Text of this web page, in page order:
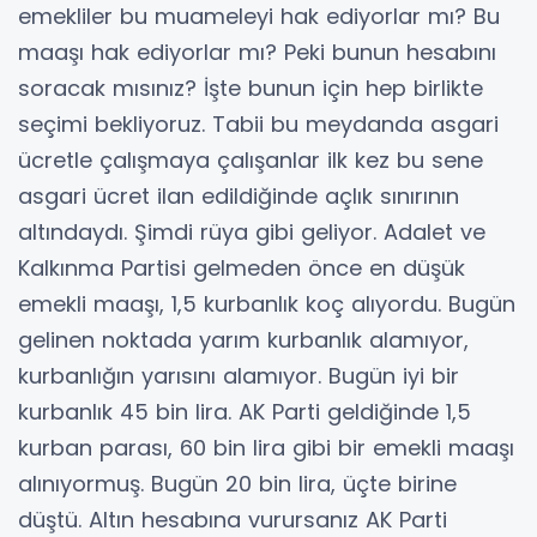
emekliler bu muameleyi hak ediyorlar mı? Bu
maaşı hak ediyorlar mı? Peki bunun hesabını
soracak mısınız? İşte bunun için hep birlikte
seçimi bekliyoruz. Tabii bu meydanda asgari
ücretle çalışmaya çalışanlar ilk kez bu sene
asgari ücret ilan edildiğinde açlık sınırının
altındaydı. Şimdi rüya gibi geliyor. Adalet ve
Kalkınma Partisi gelmeden önce en düşük
emekli maaşı, 1,5 kurbanlık koç alıyordu. Bugün
gelinen noktada yarım kurbanlık alamıyor,
kurbanlığın yarısını alamıyor. Bugün iyi bir
kurbanlık 45 bin lira. AK Parti geldiğinde 1,5
kurban parası, 60 bin lira gibi bir emekli maaşı
alınıyormuş. Bugün 20 bin lira, üçte birine
düştü. Altın hesabına vurursanız AK Parti